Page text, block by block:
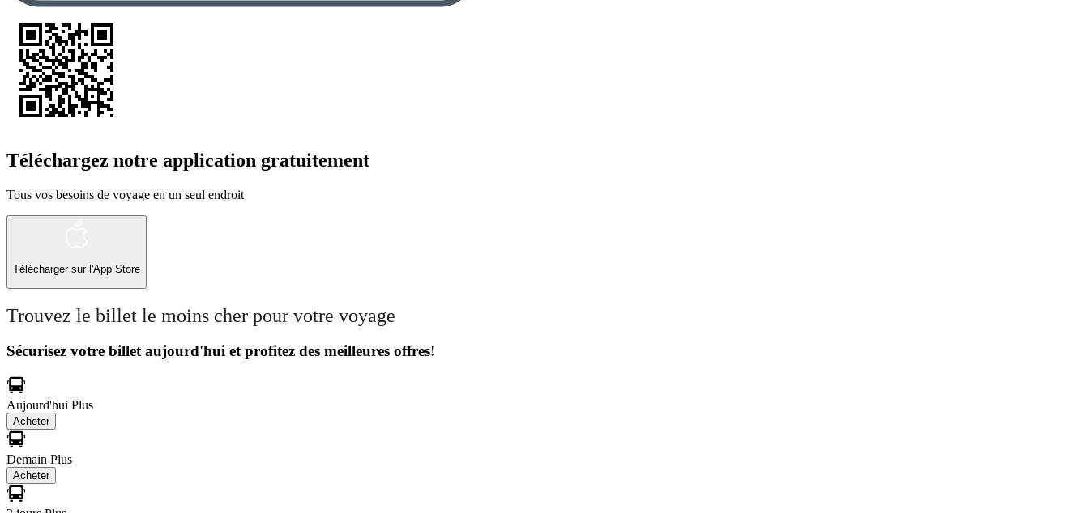
Téléchargez notre application gratuitement
Tous vos besoins de voyage en un seul endroit
Télécharger sur l'App Store
Trouvez le billet le moins cher pour votre voyage
Sécurisez votre billet aujourd'hui et profitez des meilleures offres!
Aujourd'hui Plus
Acheter
Demain Plus
Acheter